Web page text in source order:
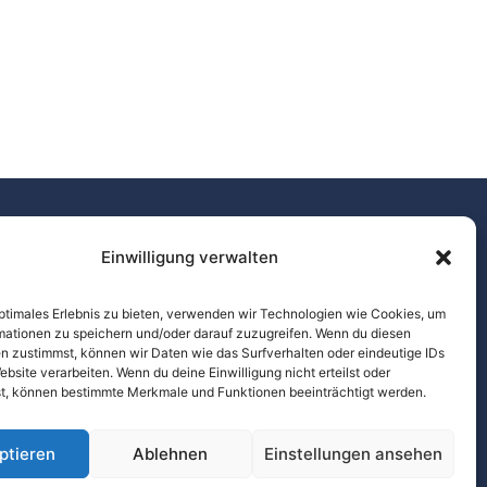
Einwilligung verwalten
Erlebnis zu bieten, verwenden wir Technologien wie Cookies, um
zu speichern und/oder darauf zuzugreifen. Wenn du diesen
zustimmst, können wir Daten wie das Surfverhalten oder eindeutige IDs
verarbeiten. Wenn du deine Einwilligung nicht erteilst oder
können bestimmte Merkmale und Funktionen beeinträchtigt werden.
Ablehnen Einstellungen ansehen
Schulstraße 8
09387 Jahnsdorf/OT
Leukersdorf
Telefon: +49 (0) 3712818911
E-Mail: sekretariat@evsl.eu
© Evangelisches Schulzentrum Leukersdorf – 2026